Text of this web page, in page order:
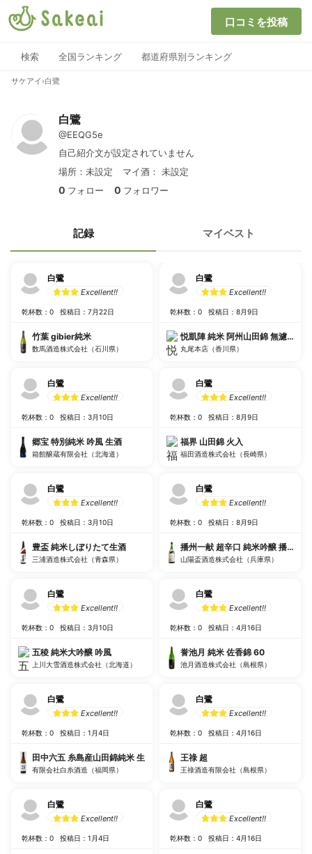
口コミを投稿
検索 全国ランキング 都道府県別ランキング
サケアイ ›白鷺
白鷺
@EEQG5e
自己紹介文が設定されていません
場所：未設定
マイ酒： 未設定
0 フォロー 0 フォロワー
記録 マイベスト
白鷺
Excellent!!
乾杯数：0 投稿日：7月22日
竹葉 gibier純米
数馬酒造株式会社（石川県）
白鷺
Excellent!!
乾杯数：0 投稿日：3月10日
郷宝 特別純米 吟風 生酒
箱館醸蔵有限会社（北海道）
白鷺
Excellent!!
乾杯数：0 投稿日：3月10日
豊盃 純米しぼりたて生酒
三浦酒造株式会社（青森県）
白鷺
Excellent!!
乾杯数：0 投稿日：3月10日
五稜 純米大吟醸 吟風
上川大雪酒造株式会社（北海道）
白鷺
Excellent!!
乾杯数：0 投稿日：1月4日
田中六五 糸島産山田錦純米 生
有限会社白糸酒造（福岡県）
白鷺
Excellent!!
乾杯数：0 投稿日：1月4日
白鷺
Excellent!!
乾杯数：0 投稿日：8月9日
悦凱陣 純米 阿州山田錦 無濾過
丸尾本店（香川県）
白鷺
Excellent!!
乾杯数：0 投稿日：8月9日
福界 山田錦 火入
福田酒造株式会社（長崎県）
白鷺
Excellent!!
乾杯数：0 投稿日：8月9日
播州一献 超辛口 純米吟醸 播州山
山陽盃酒造株式会社（兵庫県）
白鷺
Excellent!!
乾杯数：0 投稿日：4月16日
誉池月 純米 佐香錦 60
池月酒造株式会社（島根県）
白鷺
Excellent!!
乾杯数：0 投稿日：4月16日
王祿 超
王祿酒造有限会社（島根県）
白鷺
Excellent!!
乾杯数：0 投稿日：4月16日